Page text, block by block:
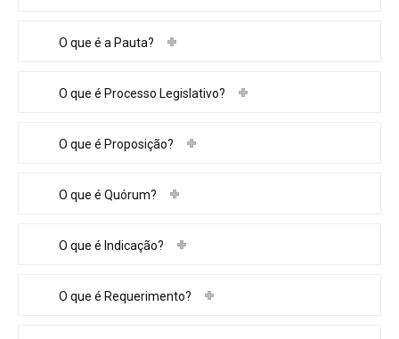
O que é a Pauta?
O que é Processo Legislativo?
O que é Proposição?
O que é Quórum?
O que é Indicação?
O que é Requerimento?